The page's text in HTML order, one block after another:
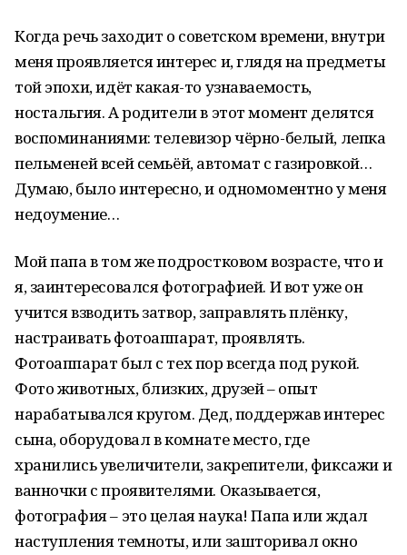
Когда речь заходит о советском времени, внутри
меня проявляется интерес и, глядя на предметы
той эпохи, идёт какая-то узнаваемость,
ностальгия. А родители в этот момент делятся
воспоминаниями: телевизор чёрно-белый, лепка
пельменей всей семьёй, автомат с газировкой…
Думаю, было интересно, и одномоментно у меня
недоумение…
Мой папа в том же подростковом возрасте, что и
я, заинтересовался фотографией. И вот уже он
учится взводить затвор, заправлять плёнку,
настраивать фотоаппарат, проявлять.
Фотоаппарат был с тех пор всегда под рукой.
Фото животных, близких, друзей – опыт
нарабатывался кругом. Дед, поддержав интерес
сына, оборудовал в комнате место, где
хранились увеличители, закрепители, фиксажи и
ванночки с проявителями. Оказывается,
фотография – это целая наука! Папа или ждал
наступления темноты, или зашторивал окно